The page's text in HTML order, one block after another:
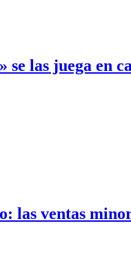
se las juega en
las ventas